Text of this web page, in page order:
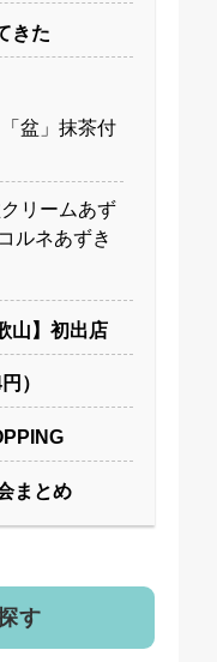
きた
盆」抹茶付
リームあず
ルネあずき
山】初出店
）
まとめ
す